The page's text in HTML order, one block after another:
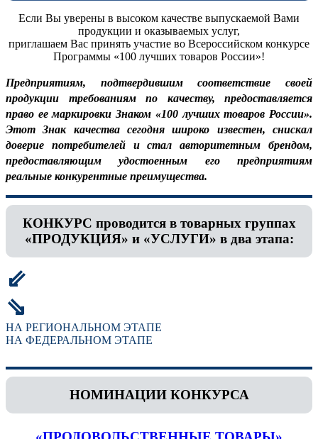
Если Вы уверены в высоком качестве выпускаемой Вами
продукции и оказываемых услуг,
приглашаем Вас принять участие во Всероссийском конкурсе
Программы «100 лучших товаров России»!
Предприятиям, подтвердившим соответствие своей
продукции требованиям по качеству, предоставляется
право ее маркировки Знаком «100 лучших товаров России».
Этот Знак качества сегодня широко известен, снискал
доверие потребителей и стал авторитетным брендом,
предоставляющим удостоенным его предприятиям
реальные конкурентные преимущества.
КОНКУРС проводится в товарных группах
«ПРОДУКЦИЯ» и «УСЛУГИ» в два этапа:
⇙
⇘
НА РЕГИОНАЛЬНОМ ЭТАПЕ
НА ФЕДЕРАЛЬНОМ ЭТАПЕ
НОМИНАЦИИ КОНКУРСА